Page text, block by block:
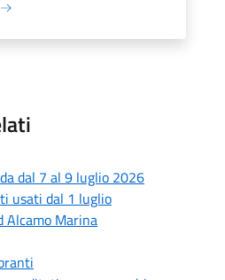
dal 7 al 9 luglio 2026
usati dal 1 luglio
Alcamo Marina